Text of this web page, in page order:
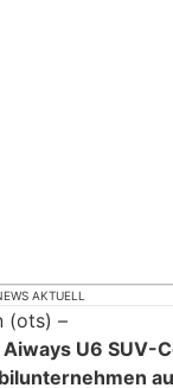
AKTUELL
(ots) –
U6 SUV-